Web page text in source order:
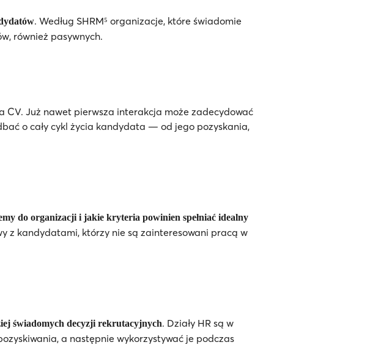
. Według SHRM⁵ organizacje, które świadomie
również pasywnych.
CV. Już nawet pierwsza interakcja może zadecydować
o cały cykl życia kandydata — od jego pozyskania,
do organizacji i jakie kryteria powinien spełniać idealny
z kandydatami, którzy nie są zainteresowani pracą w
świadomych decyzji rekrutacyjnych. Działy HR są w
a następnie wykorzystywać je podczas